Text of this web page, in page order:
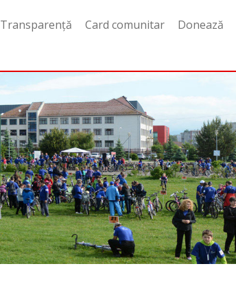
Transparență Card comunitar Donează